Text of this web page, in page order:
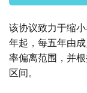
该协议致力于缩
年起，每五年由
率偏离范围，并
区间。